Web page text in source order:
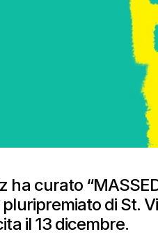
ha curato
pluripremiato di St.
il 13 dicembre.